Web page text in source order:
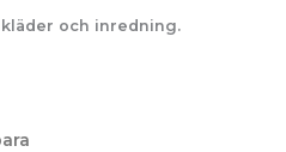
och inredning.